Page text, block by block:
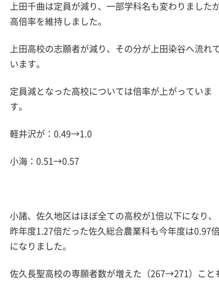
上田千曲は定員が減り、一部学科名も変わりました
高倍率を維持しました。
上田高校の志願者が減り、その分が上田染谷へ流れ
います。
定員減となった高校については倍率が上がっていま
す。
軽井沢が：0.49→1.0
小海：0.51→0.57
小諸、佐久地区はほぼ全ての高校が1倍以下になり、
昨年度1.27倍だった佐久総合農業科も今年度は0.97
になりました。
佐久長聖高校の専願者数が増えた（267→271）こと